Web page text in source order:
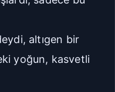
altıgen bir
yoğun, kasvetli